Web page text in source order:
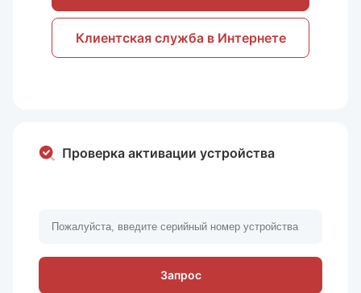
Клиентская служба в Интернете
Проверка активации устройства
Запрос